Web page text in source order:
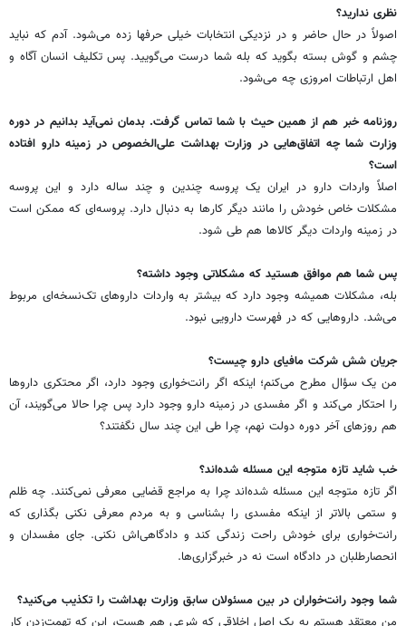
نظری ندارید؟
اصولاً در حال حاضر و در نزدیکی انتخابات خیلی حرفها زده می‌شود. آدم که نباید
چشم و گوش بسته بگوید که بله شما درست می‌گویید. پس تکلیف انسان آگاه و
اهل ارتباطات امروزی چه می‌شود.
روزنامه خبر هم از همین حیث با شما تماس گرفت. بدمان نمی‌آید بدانیم در دوره
وزارت شما چه اتفاق‌هایی در وزارت بهداشت علی‌الخصوص در زمینه دارو افتاده
است؟
اصلاً واردات دارو در ایران یک پروسه چندین و چند ساله دارد و این پروسه
مشکلات خاص خودش را مانند دیگر کارها به دنبال دارد. پروسه‌ای که ممکن است
در زمینه واردات دیگر کالاها هم طی شود.
پس شما هم موافق هستید که مشکلاتی وجود داشته؟
بله، مشکلات همیشه وجود دارد که بیشتر به واردات داروهای تک‌نسخه‌ای مربوط
می‌شد. داروهایی که در فهرست دارویی نبود.
جریان شش شرکت مافیای دارو چیست؟
من یک سؤال مطرح می‌کنم؛ اینکه اگر رانت‌خواری وجود دارد، اگر محتکری داروها
را احتکار می‌کند و اگر مفسدی در زمینه دارو وجود دارد پس چرا حالا می‌گویند، آن
هم روزهای آخر دوره دولت نهم، چرا طی این چند سال نگفتند؟
خب شاید تازه متوجه این مسئله شده‌اند؟
اگر تازه متوجه این مسئله شده‌اند چرا به مراجع قضایی معرفی نمی‌کنند. چه ظلم
و ستمی بالاتر از اینکه مفسدی را بشناسی و به مردم معرفی نکنی بگذاری که
رانت‌خواری برای خودش راحت زندگی کند و دادگاهی‌اش نکنی. جای مفسدان و
انحصارطلبان در دادگاه است نه در خبرگزاری‌ها.
شما وجود رانت‌خواران در بین مسئولان سابق وزارت بهداشت را تکذیب می‌کنید؟
من معتقد هستم به یک اصل اخلاقی که شرعی هم هست، این که تهمت‌زدن کار